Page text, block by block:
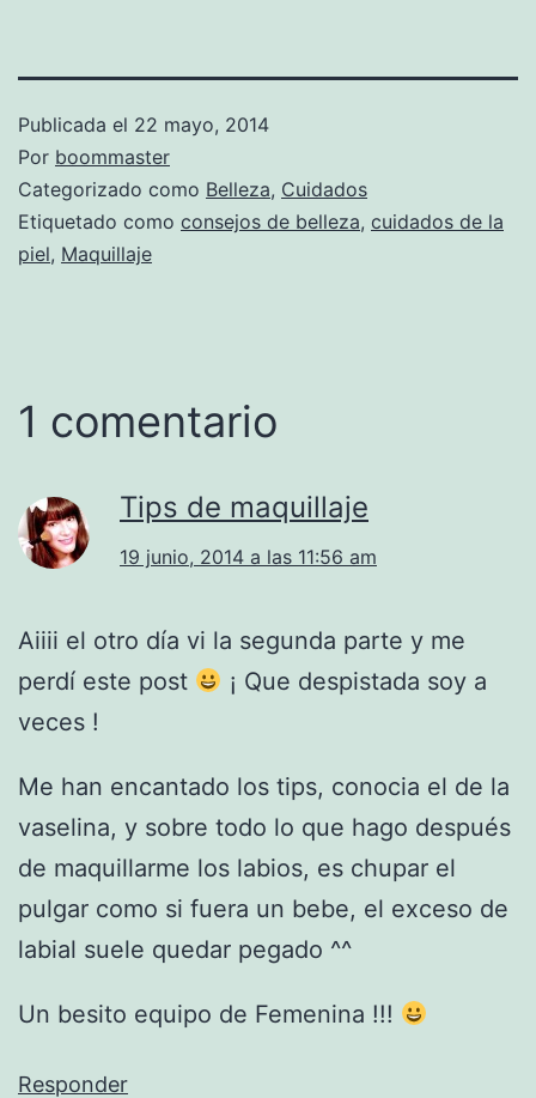
Publicada el 22 mayo, 2014
Por boommaster
Categorizado como Belleza, Cuidados
Etiquetado como consejos de belleza, cuidados de la
piel, Maquillaje
1 comentario
Tips de maquillaje
19 junio, 2014 a las 11:56 am
Aiiii el otro día vi la segunda parte y me
perdí este post
¡ Que despistada soy a
veces !
Me han encantado los tips, conocia el de la
vaselina, y sobre todo lo que hago después
de maquillarme los labios, es chupar el
pulgar como si fuera un bebe, el exceso de
labial suele quedar pegado ^^
Un besito equipo de Femenina !!!
Responder